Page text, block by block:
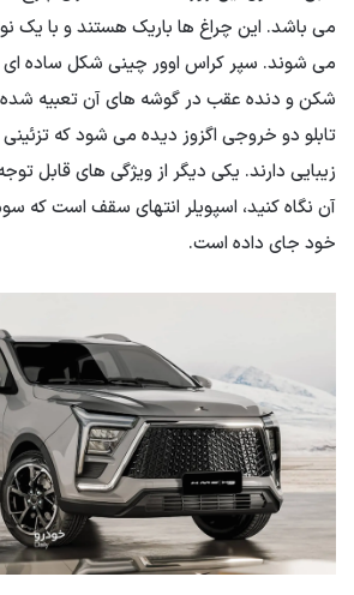
می باشد. این چراغ ها باریک هستند و با یک
می شوند. سپر کراس اوور چینی شکل ساده ای
شکن و دنده عقب در گوشه های آن تعبیه
تابلو دو خروجی اگزوز دیده می شود که
آن نگاه کنید، اسپویلر انتهای سقف است که
خود جای داده است.